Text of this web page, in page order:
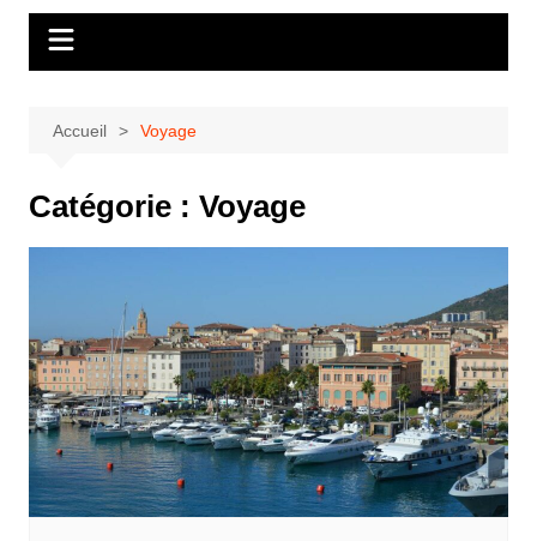
Accueil Voyage
Catégorie : Voyage